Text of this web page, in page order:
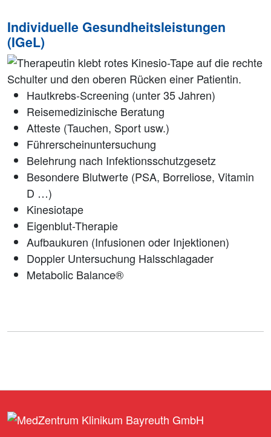
Individuelle Gesundheitsleistungen
(IGeL)
Hautkrebs-Screening (unter 35 Jahren)
Reisemedizinische Beratung
Atteste (Tauchen, Sport usw.)
Führerscheinuntersuchung
Belehrung nach Infektionsschutzgesetz
Besondere Blutwerte (PSA, Borreliose, Vitamin
D …)
Kinesiotape
Eigenblut-Therapie
Aufbaukuren (Infusionen oder Injektionen)
Doppler Untersuchung Halsschlagader
Metabolic Balance®